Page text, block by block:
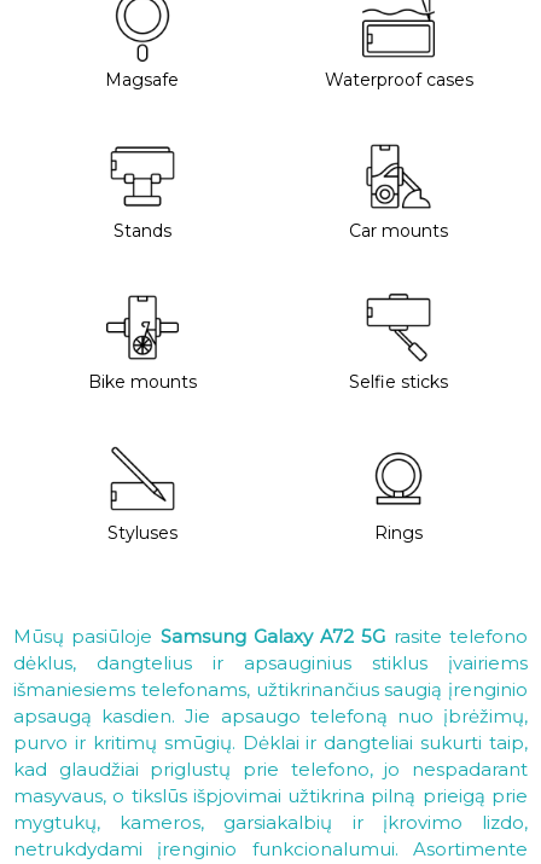
Magsafe Waterproof cases
Stands Car mounts
Bike mounts Selfie sticks
Styluses Rings
Mūsų pasiūloje Samsung Galaxy A72 5G rasite telefono
dėklus, dangtelius ir apsauginius stiklus įvairiems
išmaniesiems telefonams, užtikrinančius saugią įrenginio
apsaugą kasdien. Jie apsaugo telefoną nuo įbrėžimų,
purvo ir kritimų smūgių. Dėklai ir dangteliai sukurti taip,
kad glaudžiai priglustų prie telefono, jo nespadarant
masyvaus, o tikslūs išpjovimai užtikrina pilną prieigą prie
mygtukų, kameros, garsiakalbių ir įkrovimo lizdo,
netrukdydami įrenginio funkcionalumui. Asortimente